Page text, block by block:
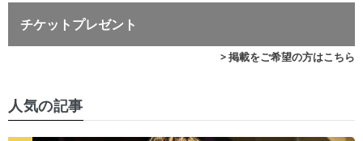
チケットプレゼント
> 掲載をご希望の方はこちら
人気の記事